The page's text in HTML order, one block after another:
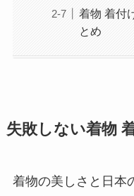
着物 着付
とめ
失敗しない着物
着物の美しさと日本